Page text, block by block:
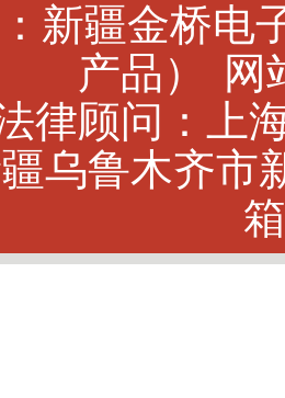
新疆金桥电
产品）
网
律顾问：上
乌鲁木齐市